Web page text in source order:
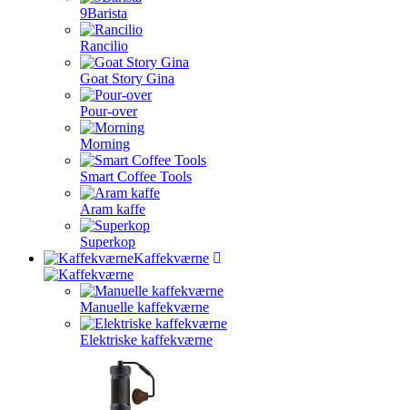
9Barista
Rancilio
Goat Story Gina
Pour-over
Morning
Smart Coffee Tools
Aram kaffe
Superkop
Kaffekværne
Manuelle kaffekværne
Elektriske kaffekværne